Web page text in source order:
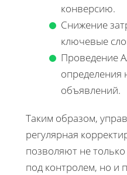
конверсию.
Снижение
ключевые
Проведение
определения
объявлений.
Таким образом,
регулярная
позволяют не
под контролем, но и